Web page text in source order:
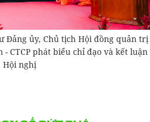
Đảng ủy, Chủ tịch Hội đồng quản trị
- CTCP phát biểu chỉ đạo và kết luận
Hội nghị